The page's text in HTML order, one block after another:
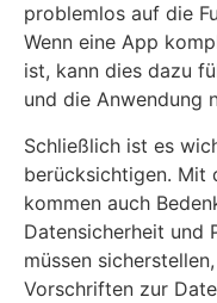
problemlos auf die
Wenn eine App
ist, kann dies dazu
und die Anwendung
Schließlich ist es
berücksichtigen. Mit
kommen auch
Datensicherheit und
müssen
Vorschriften zur